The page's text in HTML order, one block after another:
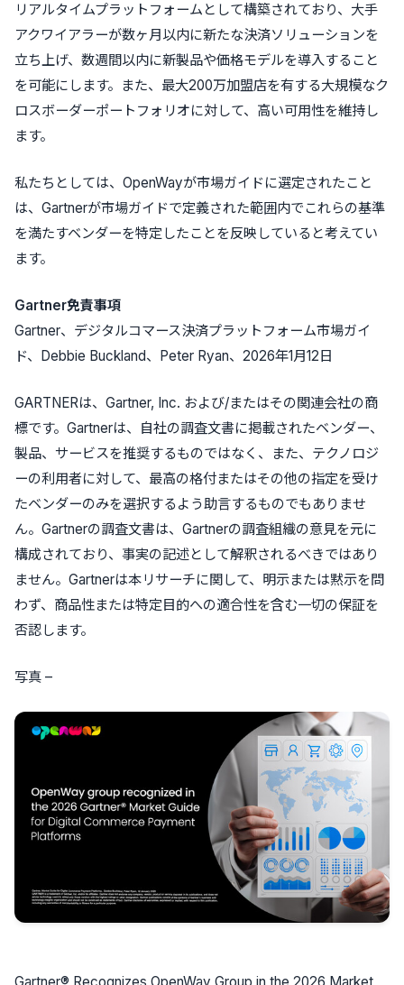
リアルタイムプラットフォームとして構築されており、大手
アクワイアラーが数ヶ月以内に新たな決済ソリューションを
立ち上げ、数週間以内に新製品や価格モデルを導入すること
を可能にします。また、最大200万加盟店を有する大規模なク
ロスボーダーポートフォリオに対して、高い可用性を維持し
ます。
私たちとしては、OpenWayが市場ガイドに選定されたこと
は、Gartnerが市場ガイドで定義された範囲内でこれらの基準
を満たすベンダーを特定したことを反映していると考えてい
ます。
Gartner免責事項
Gartner、デジタルコマース決済プラットフォーム市場ガイ
ド、Debbie Buckland、Peter Ryan、2026年1月12日
GARTNERは、Gartner, Inc. および/またはその関連会社の商
標です。Gartnerは、自社の調査文書に掲載されたベンダー、
製品、サービスを推奨するものではなく、また、テクノロジ
ーの利用者に対して、最高の格付またはその他の指定を受け
たベンダーのみを選択するよう助言するものでもありませ
ん。Gartnerの調査文書は、Gartnerの調査組織の意見を元に
構成されており、事実の記述として解釈されるべきではあり
ません。Gartnerは本リサーチに関して、明示または黙示を問
わず、商品性または特定目的への適合性を含む一切の保証を
否認します。
写真 –